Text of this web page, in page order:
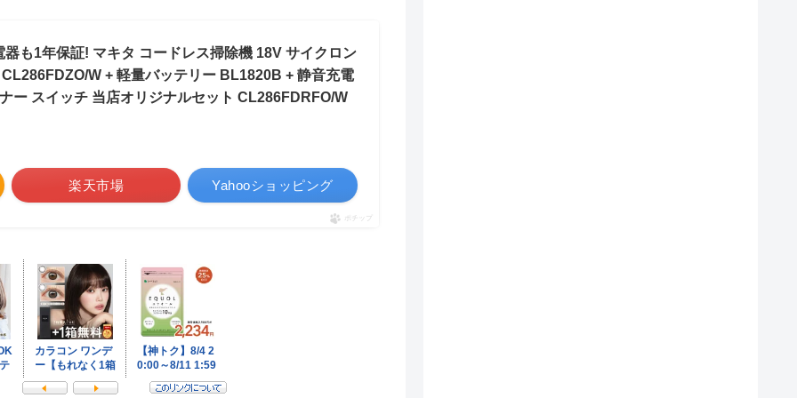
も1年保証! マキタ コードレス掃除機 18V サイクロン
W + 軽量バッテリー BL1820B + 静音充電
ー スイッチ 当店オリジナルセット CL286FDRFO/W
楽天市場 Yahooショッピング
ポチップ